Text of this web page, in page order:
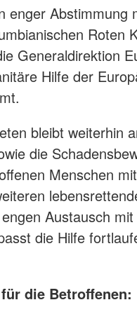
enger Abstimmung
Roten
Generaldirektion
Hilfe der
bleibt weiterhin
die
Menschen
Austausch mit
die Hilfe
die Betroffenen: